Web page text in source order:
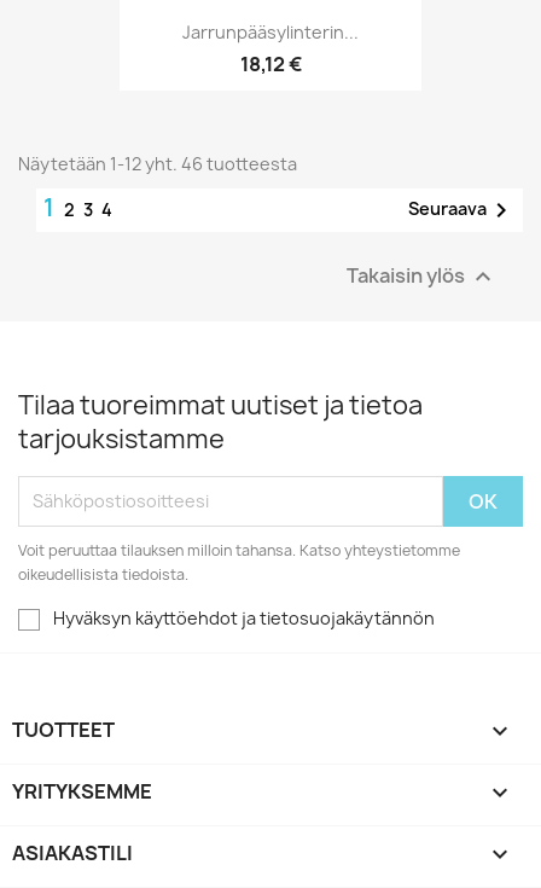
Jarrunpääsylinterin...
18,12 €
Näytetään 1-12 yht. 46 tuotteesta
1 2 3 4 Seuraava 
Takaisin ylös 
Tilaa tuoreimmat uutiset ja tietoa
tarjouksistamme
Voit peruuttaa tilauksen milloin tahansa. Katso yhteystietomme
oikeudellisista tiedoista.
Hyväksyn käyttöehdot ja tietosuojakäytännön
TUOTTEET 
YRITYKSEMME 
ASIAKASTILI 